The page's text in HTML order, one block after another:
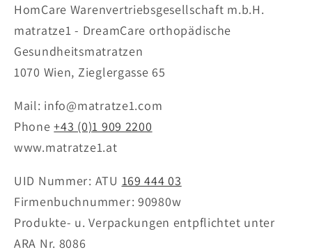
HomCare Warenvertriebsgesellschaft m.b.H.
matratze1 - DreamCare orthopädische
Gesundheitsmatratzen
1070 Wien, Zieglergasse 65
Mail: info@matratze1.com
Phone+43 (0)1 909 2200
www.matratze1.at
UID Nummer: ATU 169 444 03
Firmenbuchnummer: 90980w
Produkte- u. Verpackungen entpflichtet unter
ARA Nr. 8086